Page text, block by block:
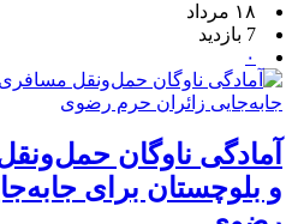
۱۸ مرداد
7 بازدید
۰
آمادگی ناوگان
و بلوچستان برای